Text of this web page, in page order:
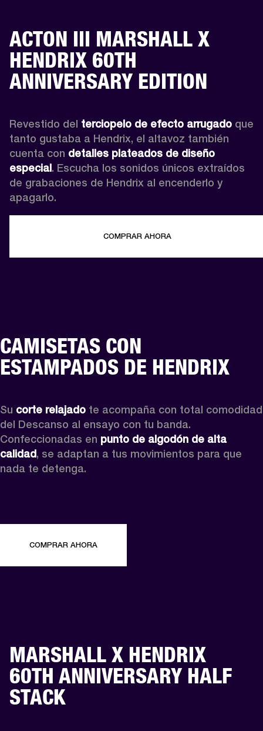
ACTON III MARSHALL X
HENDRIX 60TH
ANNIVERSARY EDITION
Revestido del terciopelo de efecto arrugado que
tanto gustaba a Hendrix, el altavoz también
cuenta con detalles plateados de diseño
especial. Escucha los sonidos únicos extraídos
de grabaciones de Hendrix al encenderlo y
apagarlo.
COMPRAR AHORA
CAMISETAS CON
ESTAMPADOS DE HENDRIX
Su corte relajado te acompaña con total comodidad
del Descanso al ensayo con tu banda.
Confeccionadas en punto de algodón de alta
calidad, se adaptan a tus movimientos para que
nada te detenga.
COMPRAR AHORA
MARSHALL X HENDRIX
60TH ANNIVERSARY HALF
STACK